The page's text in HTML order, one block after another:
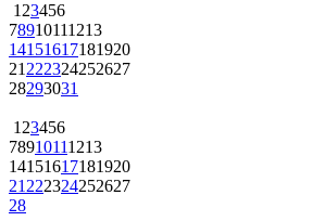
1 23456
78910111213
14151617181920
21 222324252627
28293031
1 23456
78910111213
14151617181920
21 222324252627
28